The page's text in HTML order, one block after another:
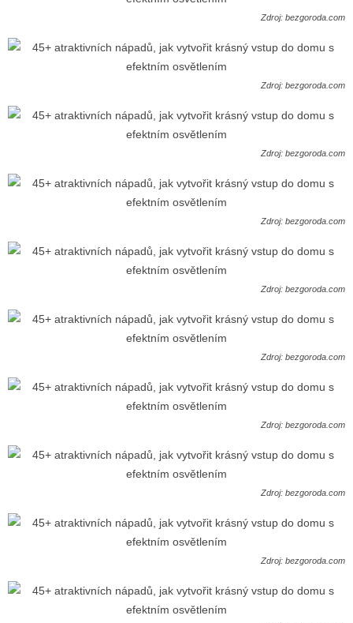
Zdroj: bezgoroda.com
Zdroj: bezgoroda.com
Zdroj: bezgoroda.com
Zdroj: bezgoroda.com
Zdroj: bezgoroda.com
Zdroj: bezgoroda.com
Zdroj: bezgoroda.com
Zdroj: bezgoroda.com
Zdroj: bezgoroda.com